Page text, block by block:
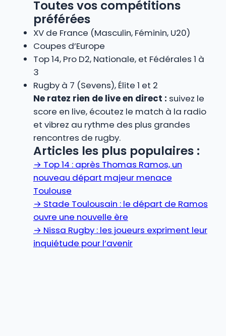
Toutes vos compétitions
préférées
XV de France (Masculin, Féminin, U20)
Coupes d’Europe
Top 14, Pro D2, Nationale, et Fédérales 1 à
3
Rugby à 7 (Sevens), Élite 1 et 2
Ne ratez rien de live en direct : suivez le
score en live, écoutez le match à la radio
et vibrez au rythme des plus grandes
rencontres de rugby.
Articles les plus populaires :
→ Top 14 : après Thomas Ramos, un
nouveau départ majeur menace
Toulouse
→ Stade Toulousain : le départ de Ramos
ouvre une nouvelle ère
→ Nissa Rugby : les joueurs expriment leur
inquiétude pour l’avenir